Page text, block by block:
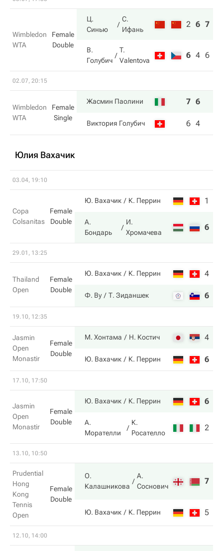
Wimbledon
WTA
Female
Double
Ц.
Синью
С.
Ифань
2 6 7
В.
Голубич
T.
Valentova
6 4 6
02.07, 20:15
Wimbledon
WTA
Female
Single
Жасмин Паолини 7 6
Виктория Голубич 6 4
Юлия Вахачик
03.04, 19:10
Copa
Colsanitas
Female
Double
Ю. Вахачик К. Перрин 1
А.
Бондарь
И.
Хромачева
6
29.01, 13:25
Thailand
Open
Female
Double
Ю. Вахачик К. Перрин 4
Ф. Ву Т. Зиданшек 6
19.10, 12:35
Jasmin
Open
Monastir
Female
Double
М. Хонтама Н. Костич 4
Ю. Вахачик К. Перрин 6
17.10, 17:50
Jasmin
Open
Monastir
Female
Double
Ю. Вахачик К. Перрин 6
А.
Морателли
К.
Росателло
2
13.10, 10:50
Prudential
Hong
Kong
Tennis
Open
Female
Double
О.
Калашникова
А.
Соснович
7
Ю. Вахачик К. Перрин 5
12.10, 14:00